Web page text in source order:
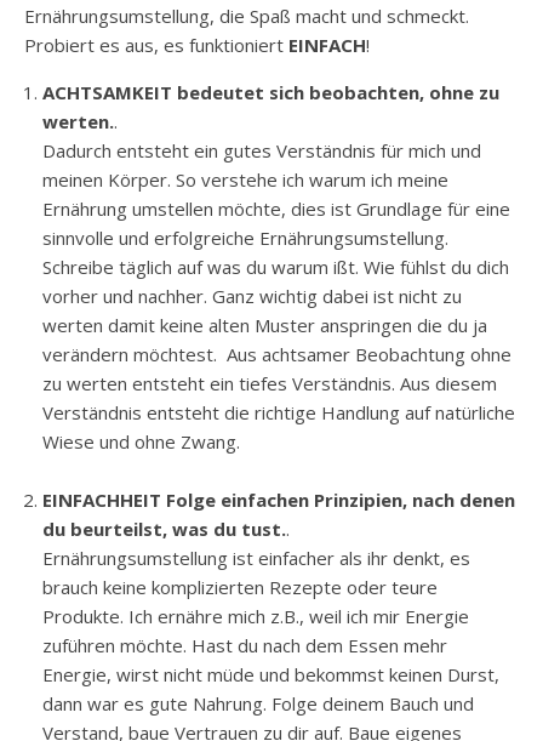
Ernährungsumstellung, die Spaß macht und schmeckt.
Probiert es aus, es funktioniert EINFACH!
ACHTSAMKEIT bedeutet sich beobachten, ohne zu
werten..
Dadurch entsteht ein gutes Verständnis für mich und
meinen Körper. So verstehe ich warum ich meine
Ernährung umstellen möchte, dies ist Grundlage für eine
sinnvolle und erfolgreiche Ernährungsumstellung.
Schreibe täglich auf was du warum ißt. Wie fühlst du dich
vorher und nachher. Ganz wichtig dabei ist nicht zu
werten damit keine alten Muster anspringen die du ja
verändern möchtest. Aus achtsamer Beobachtung ohne
zu werten entsteht ein tiefes Verständnis. Aus diesem
Verständnis entsteht die richtige Handlung auf natürliche
Wiese und ohne Zwang.
EINFACHHEIT Folge einfachen Prinzipien, nach denen
du beurteilst, was du tust..
Ernährungsumstellung ist einfacher als ihr denkt, es
brauch keine komplizierten Rezepte oder teure
Produkte. Ich ernähre mich z.B., weil ich mir Energie
zuführen möchte. Hast du nach dem Essen mehr
Energie, wirst nicht müde und bekommst keinen Durst,
dann war es gute Nahrung. Folge deinem Bauch und
Verstand, baue Vertrauen zu dir auf. Baue eigenes